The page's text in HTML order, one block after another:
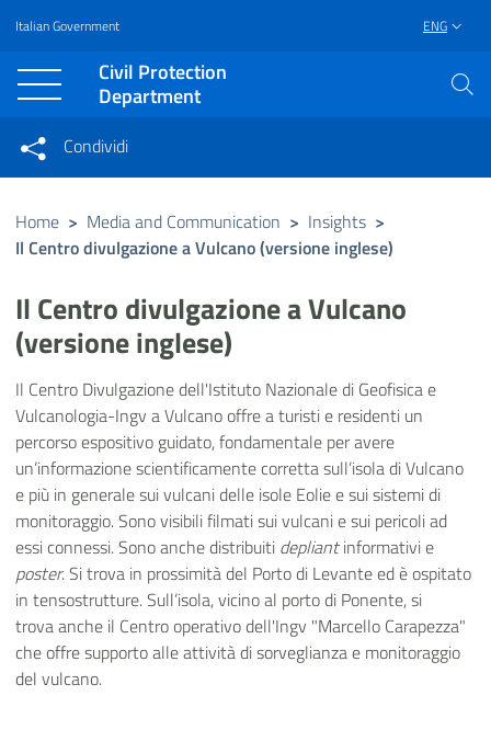
Vai al contenuto principale
Raggiungi il piè di pagina
Italian Government ENG
Civil Protection
Department
Condividi su Facebook
Condividi su Twitter
Condividi su LinkedIn
Condividi
Condividi sui social network
Home > Media and Communication > Insights >
Il Centro divulgazione a Vulcano (versione inglese)
Il Centro divulgazione a Vulcano
(versione inglese)
Il Centro Divulgazione dell'Istituto Nazionale di Geofisica e
Vulcanologia-Ingv a Vulcano offre a turisti e residenti un
percorso espositivo guidato, fondamentale per avere
un’informazione scientificamente corretta sull’isola di Vulcano
e più in generale sui vulcani delle isole Eolie e sui sistemi di
monitoraggio. Sono visibili filmati sui vulcani e sui pericoli ad
essi connessi. Sono anche distribuiti depliantinformativi e
poster. Si trova in prossimità del Porto di Levante ed è ospitato
in tensostrutture. Sull’isola, vicino al porto di Ponente, si
trova anche il Centro operativo dell'Ingv "Marcello Carapezza"
che offre supporto alle attività di sorveglianza e monitoraggio
del vulcano.